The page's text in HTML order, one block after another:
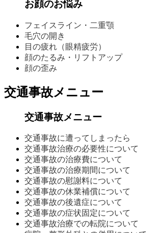
お顔のお悩み
フェイスライン・二重顎
毛穴の開き
目の疲れ（眼精疲労）
顔のたるみ・リフトアップ
顔の歪み
交通事故メニュー
交通事故メニュー
交通事故に遭ってしまったら
交通事故治療の必要性について
交通事故の治療費について
交通事故の治療期間について
交通事故の慰謝料について
交通事故の休業補償について
交通事故の後遺症について
交通事故の症状固定について
交通事故治療での転院について